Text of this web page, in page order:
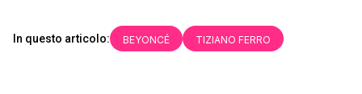
In questo articolo: BEYONCÉ TIZIANO FERRO